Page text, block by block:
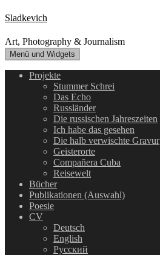
Zum
Inhalt
springen
Sladkevich
Art, Photography & Journalism
Menü und Widgets
Projekte
Stummer Schrei
Das Echo
Russländer
Die russischen Jahreszeiten
Ich habe das gesehen
Die halb verwischte Gravur
Geisterorte
Compañera Cuba
Reisewelt
Bücher
Publikationen (Auswahl)
Poesie
CV
Deutsch
English
Русский